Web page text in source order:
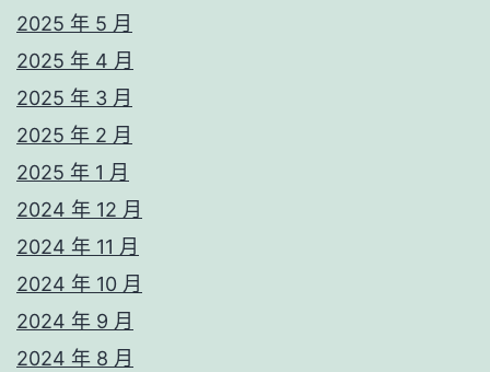
2025 年 5 月
2025 年 4 月
2025 年 3 月
2025 年 2 月
2025 年 1 月
2024 年 12 月
2024 年 11 月
2024 年 10 月
2024 年 9 月
2024 年 8 月